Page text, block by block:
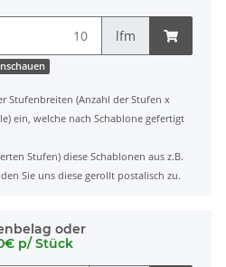
lfm
Stufenbreiten (Anzahl der Stufen x
ein, welche nach Schablone gefertigt
Stufen) diese Schablonen aus z.B.
Sie uns diese gerollt postalisch zu.
oder
p/ Stück